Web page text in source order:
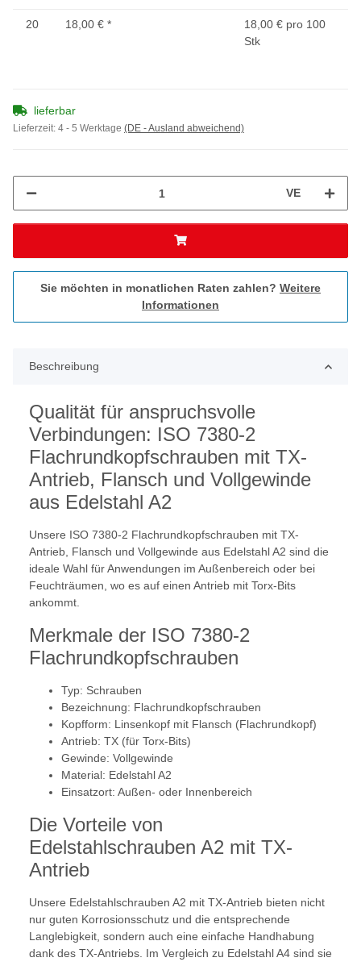
20 18,00 € *
18,00 € pro 100
Stk
lieferbar
Lieferzeit: 4 - 5 Werktage (DE - Ausland abweichend)
VE
Sie möchten in monatlichen Raten zahlen? Weitere
Informationen
Beschreibung
Qualität für anspruchsvolle
Verbindungen: ISO 7380-2
Flachrundkopfschrauben mit TX-
Antrieb, Flansch und Vollgewinde
aus Edelstahl A2
Unsere ISO 7380-2 Flachrundkopfschrauben mit TX-
Antrieb, Flansch und Vollgewinde aus Edelstahl A2 sind die
ideale Wahl für Anwendungen im Außenbereich oder bei
Feuchträumen, wo es auf einen Antrieb mit Torx-Bits
ankommt.
Merkmale der ISO 7380-2
Flachrundkopfschrauben
Typ: Schrauben
Bezeichnung: Flachrundkopfschrauben
Kopfform: Linsenkopf mit Flansch (Flachrundkopf)
Antrieb: TX (für Torx-Bits)
Gewinde: Vollgewinde
Material: Edelstahl A2
Einsatzort: Außen- oder Innenbereich
Die Vorteile von
Edelstahlschrauben A2 mit TX-
Antrieb
Unsere Edelstahlschrauben A2 mit TX-Antrieb bieten nicht
nur guten Korrosionsschutz und die entsprechende
Langlebigkeit, sondern auch eine einfache Handhabung
dank des TX-Antriebs. Im Vergleich zu Edelstahl A4 sind sie